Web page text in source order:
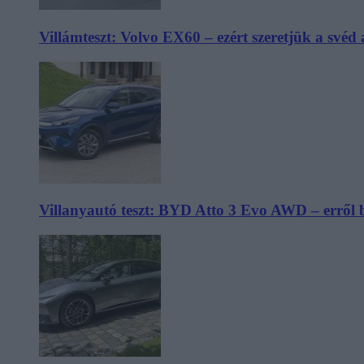
Villámteszt: Volvo EX60 – ezért szeretjük a svéd
Villanyautó teszt: BYD Atto 3 Evo AWD – erről